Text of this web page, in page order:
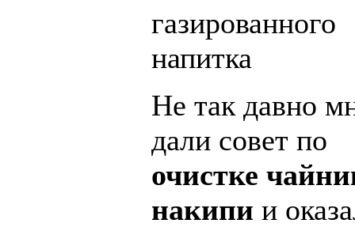
Не так давно
дали совет по
очистке
накипи и